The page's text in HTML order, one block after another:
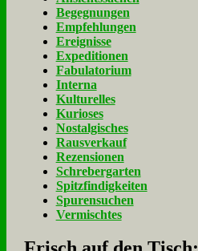
Begegnungen
Empfehlungen
Ereignisse
Expeditionen
Fabulatorium
Interna
Kulturelles
Kurioses
Nostalgisches
Rausverkauf
Rezensionen
Schrebergarten
Spitzfindigkeiten
Spurensuchen
Vermischtes